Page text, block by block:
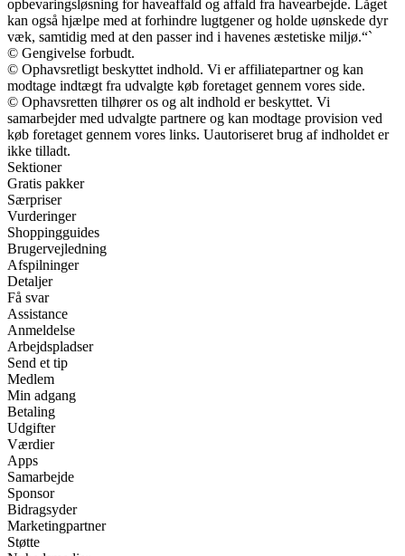
opbevaringsløsning for haveaffald og affald fra havearbejde. Låget
kan også hjælpe med at forhindre lugtgener og holde uønskede dyr
væk, samtidig med at den passer ind i havenes æstetiske miljø.“`
© Gengivelse forbudt.
© Ophavsretligt beskyttet indhold. Vi er affiliatepartner og kan
modtage indtægt fra udvalgte køb foretaget gennem vores side.
© Ophavsretten tilhører os og alt indhold er beskyttet. Vi
samarbejder med udvalgte partnere og kan modtage provision ved
køb foretaget gennem vores links. Uautoriseret brug af indholdet er
ikke tilladt.
Sektioner
Gratis pakker
Særpriser
Vurderinger
Shoppingguides
Brugervejledning
Afspilninger
Detaljer
Få svar
Assistance
Anmeldelse
Arbejdspladser
Send et tip
Medlem
Min adgang
Betaling
Udgifter
Værdier
Apps
Samarbejde
Sponsor
Bidragsyder
Marketingpartner
Støtte